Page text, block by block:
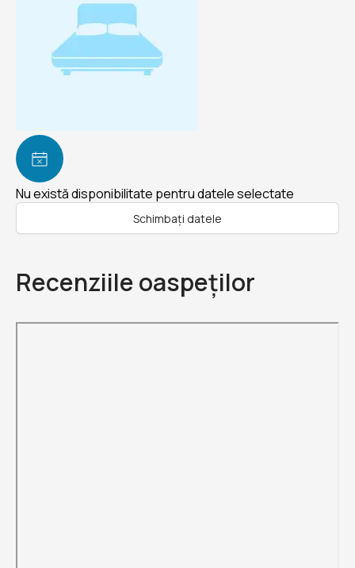
Nu există disponibilitate pentru datele selectate
Schimbați datele
Recenziile oaspeților